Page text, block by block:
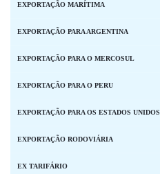
EXPORTAÇÃO MARÍTIMA
EXPORTAÇÃO PARA ARGENTINA
EXPORTAÇÃO PARA O MERCOSUL
EXPORTAÇÃO PARA O PERU
EXPORTAÇÃO PARA OS ESTADOS UNIDOS
EXPORTAÇÃO RODOVIÁRIA
EX TARIFÁRIO